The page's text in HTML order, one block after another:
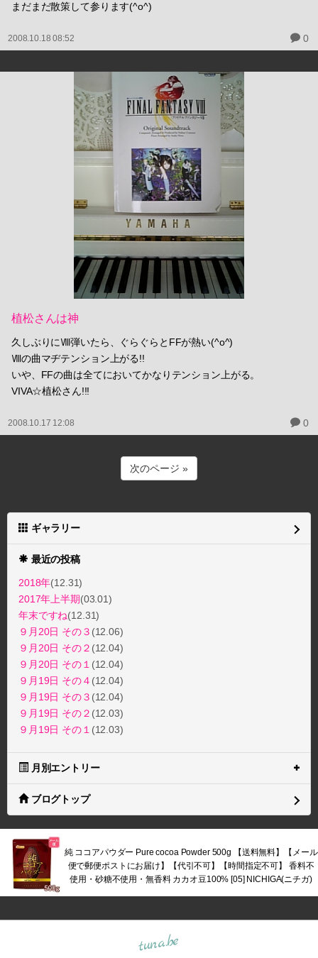
まだまだ散策して参ります(^o^)
2008.10.18 08:52 0
植松さんは神
久しぶりにⅧ弾いたら、ぐらぐらとFFが熱い(^o^)
Ⅷの曲マヂテンション上がる!!
いや、FFの曲は全てにおいてかなりテンション上がる。
VIVA☆植松さん!!!
2008.10.17 12:08 0
次のページ »
ギャラリー
最近の投稿
2018年(12.31)
2017年上半期(03.01)
年末ですね(12.31)
９月20日 その３ (12.06)
９月20日 その２ (12.04)
９月20日 その１ (12.04)
９月19日 その４ (12.04)
９月19日 その３ (12.04)
９月19日 その２ (12.03)
９月19日 その１ (12.03)
月別エントリー
ブログトップ
純 ココアパウダー Pure cocoa Powder 500g 【送料無料】【メール
便で郵便ポストにお届け】【代引不可】【時間指定不可】 香料不
使用・砂糖不使用・無香料 カカオ豆100% [05] NICHIGA(ニチガ)
tuna.be